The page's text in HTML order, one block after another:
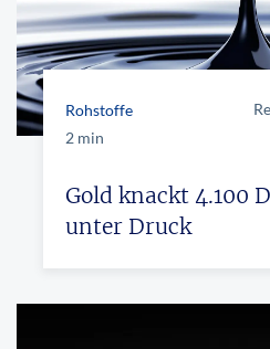
Rohstoffe
2 min
Gold knackt 4.100
unter Druck